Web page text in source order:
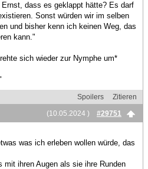
dass es geklappt hätte? Es darf
Sonst würden wir im selben
und bisher kenn ich keinen Weg, das
kann."
sich wieder zur Nymphe um*
Spoilers
Zitieren
(10.05.2024 )
#29751
was ich erleben wollen würde, das
ihren Augen als sie ihre Runden